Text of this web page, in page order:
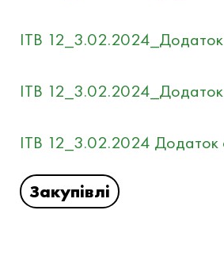
ITB 12_3.02.2024_Додаток
ITB 12_3.02.2024_Додаток
ITB 12_3.02.2024
Закупівлі